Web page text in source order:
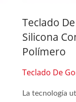
Teclado
Silicona
Polímero
Teclado De
La tecnología